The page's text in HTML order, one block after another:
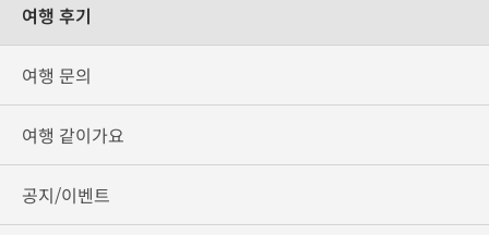
여행 후기
여행 문의
여행 같이가요
공지/이벤트